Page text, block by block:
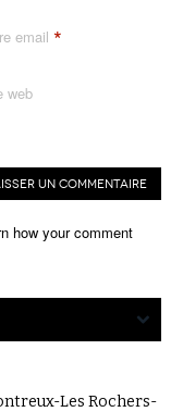
email *
web
how your comment
Les Rochers-